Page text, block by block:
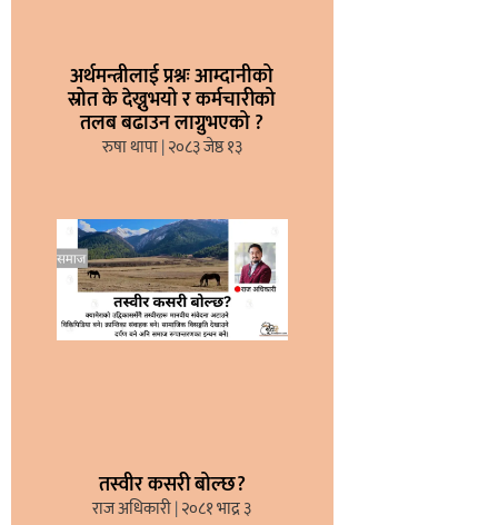
अर्थमन्त्रीलाई प्रश्नः आम्दानीको
स्रोत के देख्नुभयो र कर्मचारीको
तलब बढाउन लाग्नुभएको ?
रुषा थापा २०८३ जेष्ठ १३
तस्वीर कसरी बोल्छ?
राज अधिकारी २०८१ भाद्र ३